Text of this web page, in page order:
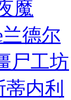
魔
德尔
尸工坊
内利